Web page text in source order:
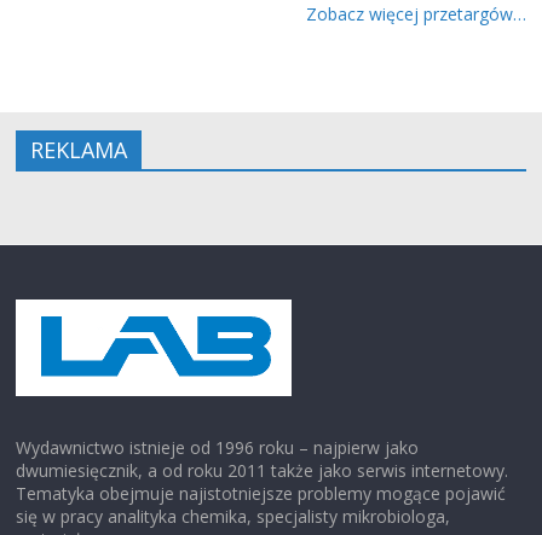
Zobacz więcej przetargów…
REKLAMA
Wydawnictwo istnieje od 1996 roku – najpierw jako
dwumiesięcznik, a od roku 2011 także jako serwis internetowy.
Tematyka obejmuje najistotniejsze problemy mogące pojawić
się w pracy analityka chemika, specjalisty mikrobiologa,